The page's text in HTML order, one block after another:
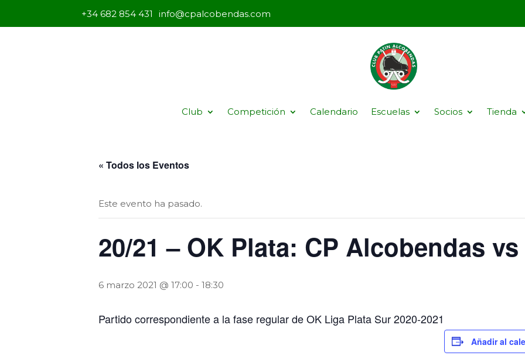
+34 682 854 431 info@cpalcobendas.com
Club Competición Calendario Escuelas Socios Tienda
« Todos los Eventos
Este evento ha pasado.
20/21 – OK Plata: CP Alcobendas
6 marzo 2021 @ 17:00 - 18:30
Partido correspondiente a la fase regular de OK Liga Plata Sur 2020-2021
Añadir al